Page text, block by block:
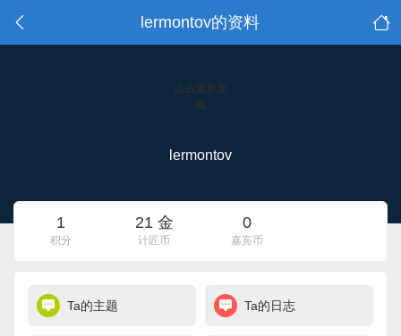
lermontov的资料
点击重新加
载
lermontov
1
积分
21 金
计匠币
0
嘉宾币
Ta的主题 Ta的日志